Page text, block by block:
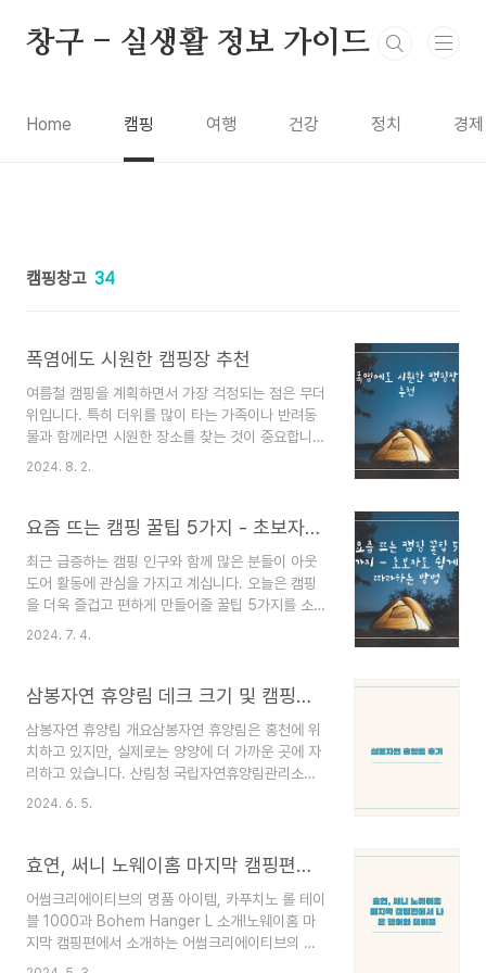
창구 - 실생활 정보 가이드
Home 캠핑 여행 건강 정치 경제
캠핑창고 34
폭염에도 시원한 캠핑장 추천
여름철 캠핑을 계획하면서 가장 걱정되는 점은 무더
위입니다. 특히 더위를 많이 타는 가족이나 반려동
물과 함께라면 시원한 장소를 찾는 것이 중요합니
다. 최근 다녀온 캠핑장 중 기온이 선선했던 몇 군데
판을 사용할 정도로 시원함.2. 철원 캠핑장위치: 강
씨. 밤에도 선선함.3. 영월 법흥계곡 캠핑장위치: 강
원도 영월군특징: 물이 차가워서 물놀이가 어려울
정도로 시원하며, 밤에 선선함.4. 평창 캠핑장위치:
강원도 평창군특징: 강아지도 시원하게 지낼 수 있
시..
2024. 8. 2.
요즘 뜨는 캠핑 꿀팁 5가지 - 초보자도 쉽게 따라하는 방법
최근 급증하는 캠핑 인구와 함께 많은 분들이 아웃
도어 활동에 관심을 가지고 계십니다. 오늘은 캠핑
을 더욱 즐겁고 편하게 만들어줄 꿀팁 5가지를 소개
해드리려고 합니다. 초보자분들도 쉽게 따라할 수
도 쉽게 설치 가능팁:바람이 강한 날은 팩으로 단단
좋아요2. 요리는 간단하게, 밀키트 활용하기장점:준
비 시간 절약식재료 손질 걱정 없음추천 메뉴:부대
찌개 밀키트스테이크 밀키트팁: 현지 특산물과 함께
즐기면 더욱 맛있어요!3. LED 랜턴으로 분위기 UP
따라 배치하여 안..
2024. 7. 4.
삼봉자연 휴양림 데크 크기 및 캠핑장 후기
삼봉자연 휴양림 개요삼봉자연 휴양림은 홍천에 위
치하고 있지만, 실제로는 양양에 더 가까운 곳에 자
리하고 있습니다. 산림청 국립자연휴양림관리소에
서 관리하며, 오대산국립공원 북서쪽의 해발
다. 전나무, 주목, 분비나무 등 침엽수와 거제수나
무, 박달나무 등 활엽수가 조화를 이룬 울창한 휴양
림입니다.주차장에서 사이트까지의 험난한 길주차
장에서 캠핑 사이트까지 가는 길이 조금 험난합니
다. 특히 비치된 카트가 없어 직접 카트를 가져와야
합니다. 이 카트가 잘 굴러가지 않을 수 있으니 주의
2024. 6. 5.
효연, 써니 노웨이홈 마지막 캠핑편에서 나온 행어와 테이블
어썸크리에이티브의 명품 아이템, 카푸치노 롤 테이
블 1000과 Bohem Hanger L 소개!노웨이홈 마
지막 캠핑편에서 소개하는 어썸크리에이티브의 제
품들은 심플하면서도 세련된 디자인으로 많은 사랑